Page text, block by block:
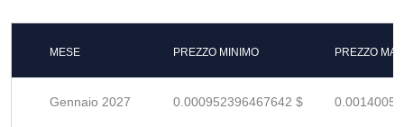
MESE PREZZO MINIMO PREZZO
Gennaio 2027 0.000952396467642 $